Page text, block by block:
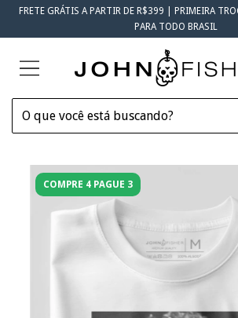
FRETE GRÁTIS A PARTIR DE R$399 | PRIMEIRA
PARA TODO BRASIL
COMPRE 4 PAGUE 3